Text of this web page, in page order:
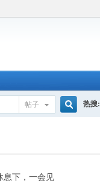
帖子 热搜:
息下，一会见